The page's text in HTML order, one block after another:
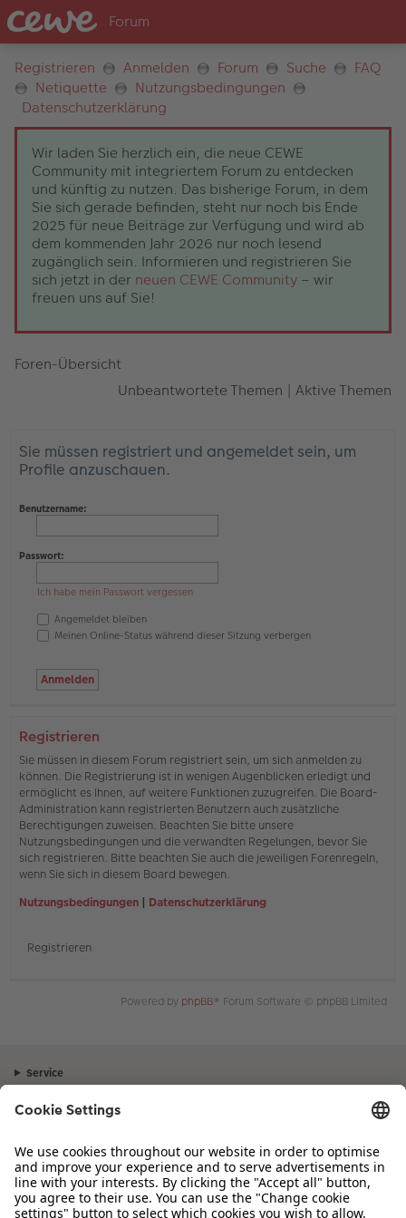
Registrieren Anmelden Forum Suche
FAQ
Netiquette
Nutzungsbedingungen
Datenschutzerklärung
Wir laden Sie herzlich ein, die neue CEWE
Community mit integriertem Forum zu entdecken
und künftig zu nutzen. Das bisherige Forum, in dem
Sie sich gerade befinden, steht nur noch bis Ende
2025 für neue Beiträge zur Verfügung und wird ab
dem kommenden Jahr 2026 nur noch lesend
zugänglich sein. Informieren und registrieren Sie
sich jetzt in der neuen CEWE Community – wir
freuen uns auf Sie!
Foren-Übersicht
Unbeantwortete Themen | Aktive Themen
Sie müssen registriert und angemeldet sein, um
Profile anzuschauen.
Benutzername:
Passwort:
Ich habe mein Passwort vergessen
Angemeldet bleiben
Meinen Online-Status während dieser Sitzung verbergen
Registrieren
Sie müssen in diesem Forum registriert sein, um sich anmelden zu
können. Die Registrierung ist in wenigen Augenblicken erledigt und
ermöglicht es Ihnen, auf weitere Funktionen zuzugreifen. Die Board-
Administration kann registrierten Benutzern auch zusätzliche
Berechtigungen zuweisen. Beachten Sie bitte unsere
Nutzungsbedingungen und die verwandten Regelungen, bevor Sie
sich registrieren. Bitte beachten Sie auch die jeweiligen Forenregeln,
wenn Sie sich in diesem Board bewegen.
Nutzungsbedingungen | Datenschutzerklärung
Registrieren
Powered by phpBB® Forum Software © phpBB Limited
Service
Sortiment